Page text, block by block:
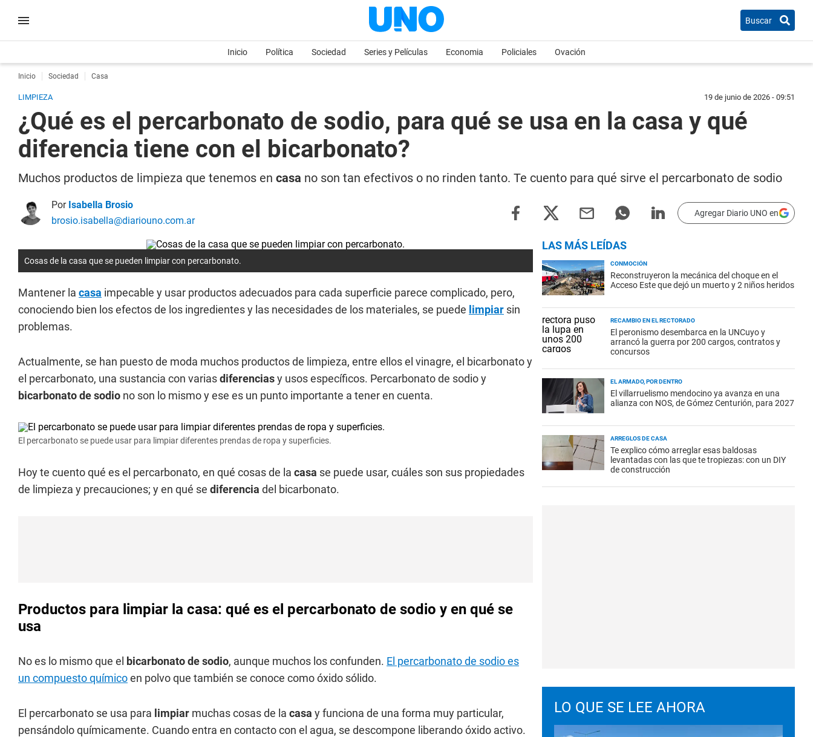
Buscar
Inicio Política Sociedad Series y Películas Economia Policiales Ovación
Inicio Sociedad Casa
LIMPIEZA 19 de junio de 2026 - 09:51
¿Qué es el percarbonato de sodio, para qué se usa en la casa y qué
diferencia tiene con el bicarbonato?
Muchos productos de limpieza que tenemos en casa no son tan efectivos o no rinden tanto. Te cuento para qué sirve el percarbonato de sodio
Por Isabella Brosio
brosio.isabella@diariouno.com.ar
Agregar Diario UNO en
Cosas de la casa que se pueden limpiar con percarbonato.
Mantener la casa impecable y usar productos adecuados para cada superficie parece complicado, pero,
conociendo bien los efectos de los ingredientes y las necesidades de los materiales, se puede limpiar sin
problemas.
Actualmente, se han puesto de moda muchos productos de limpieza, entre ellos el vinagre, el bicarbonato y
el percarbonato, una sustancia con variasdiferenciasy usos específicos. Percarbonato de sodio y
bicarbonato de sodio no son lo mismo y ese es un punto importante a tener en cuenta.
El percarbonato se puede usar para limpiar diferentes prendas de ropa y superficies.
Hoy te cuento qué es el percarbonato, en qué cosas de la casa se puede usar, cuáles son sus propiedades
de limpieza y precauciones; y en qué se diferencia del bicarbonato.
Productos para limpiar la casa: qué es el percarbonato de sodio y en qué se
usa
No es lo mismo que el bicarbonato de sodio, aunque muchos los confunden. El percarbonato de sodio es
un compuesto químicoen polvo que también se conoce como óxido sólido.
El percarbonato se usa para limpiar muchas cosas de la casa y funciona de una forma muy particular,
pensándolo químicamente. Cuando entra en contacto con el agua, se descompone liberando óxido activo.
LAS MÁS LEÍDAS
CONMOCIÓN
Reconstruyeron la mecánica del choque en el
Acceso Este que dejó un muerto y 2 niños heridos
RECAMBIO EN EL RECTORADO
El peronismo desembarca en la UNCuyo y
arrancó la guerra por 200 cargos, contratos y
concursos
EL ARMADO, POR DENTRO
El villarruelismo mendocino ya avanza en una
alianza con NOS, de Gómez Centurión, para 2027
ARREGLOS DE CASA
Te explico cómo arreglar esas baldosas
levantadas con las que te tropiezas: con un DIY
de construcción
LO QUE SE LEE AHORA